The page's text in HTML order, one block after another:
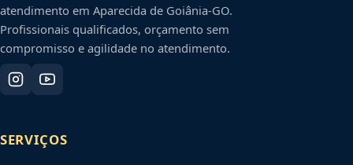
atendimento em Aparecida de Goiânia-GO.
Profissionais qualificados, orçamento sem
compromisso e agilidade no atendimento.
SERVIÇOS